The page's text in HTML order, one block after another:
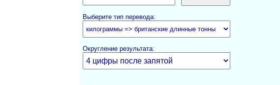
Выберите тип перевода:
Округление результата: